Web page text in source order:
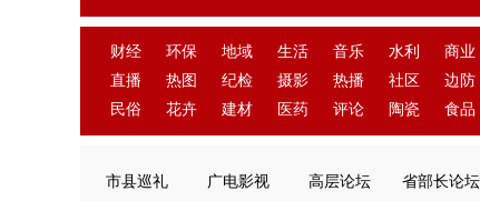
财经 环保 地域 生活 音乐 水利 商业
直播
热图 纪检 摄影 热播 社区 边防
民俗
花卉 建材 医药 评论 陶瓷 食品
市县巡礼 广电影视 高层论坛 省部长论坛